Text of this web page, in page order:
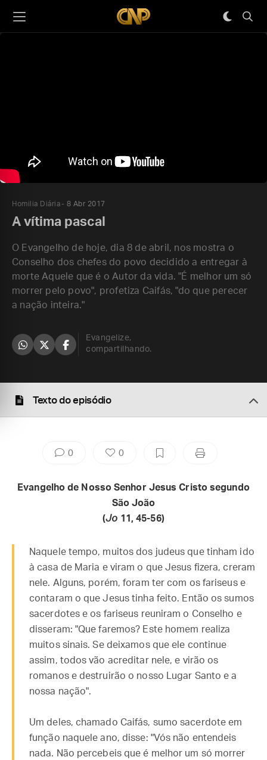
Homilia Diária 8 Abr 2017
A vítima pascal
O Evangelho de hoje, dia 8 de abril, nos mostra o
Conselho dos chefes do povo decidido a entregar à
morte Aquele que é o Autor da vida. "É melhor um só
morrer pelo povo", profetiza Caifás, "do que perecer
a nação inteira."
Evangelize,
compartilhando.
Texto do episódio
0 0
Evangelho de Nosso Senhor Jesus Cristo segundo
São João
(Jo 11, 45-56)
Naquele tempo, muitos dos judeus que tinham ido
à casa de Maria e viram o que Jesus fizera, creram
nele. Alguns, porém, foram ter com os fariseus e
contaram o que Jesus tinha feito. Então os sumos
sacerdotes e os fariseus reuniram o Conselho e
disseram: "Que faremos? Este homem realiza
muitos sinais. Se deixamos que ele continue
assim, todos vão acreditar nele, e virão os
romanos e destruirão o nosso Lugar Santo e a
nossa nação".
Um deles, chamado Caifás, sumo sacerdote em
função naquele ano, disse: "Vós não entendeis
nada. Não percebeis que é melhor um só morrer